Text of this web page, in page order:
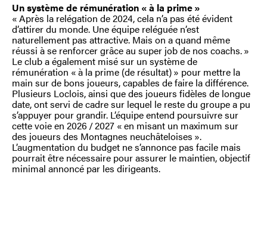
Un système de rémunération « à la prime »
« Après la relégation de 2024, cela n’a pas été évident
d’attirer du monde. Une équipe reléguée n’est
naturellement pas attractive. Mais on a quand même
réussi à se renforcer grâce au super job de nos coachs. »
Le club a également misé sur un système de
rémunération « à la prime (de résultat) » pour mettre la
main sur de bons joueurs, capables de faire la différence.
Plusieurs Loclois, ainsi que des joueurs fidèles de longue
date, ont servi de cadre sur lequel le reste du groupe a pu
s’appuyer pour grandir. L’équipe entend poursuivre sur
cette voie en 2026 / 2027 « en misant un maximum sur
des joueurs des Montagnes neuchâteloises ».
L’augmentation du budget ne s’annonce pas facile mais
pourrait être nécessaire pour assurer le maintien, objectif
minimal annoncé par les dirigeants.